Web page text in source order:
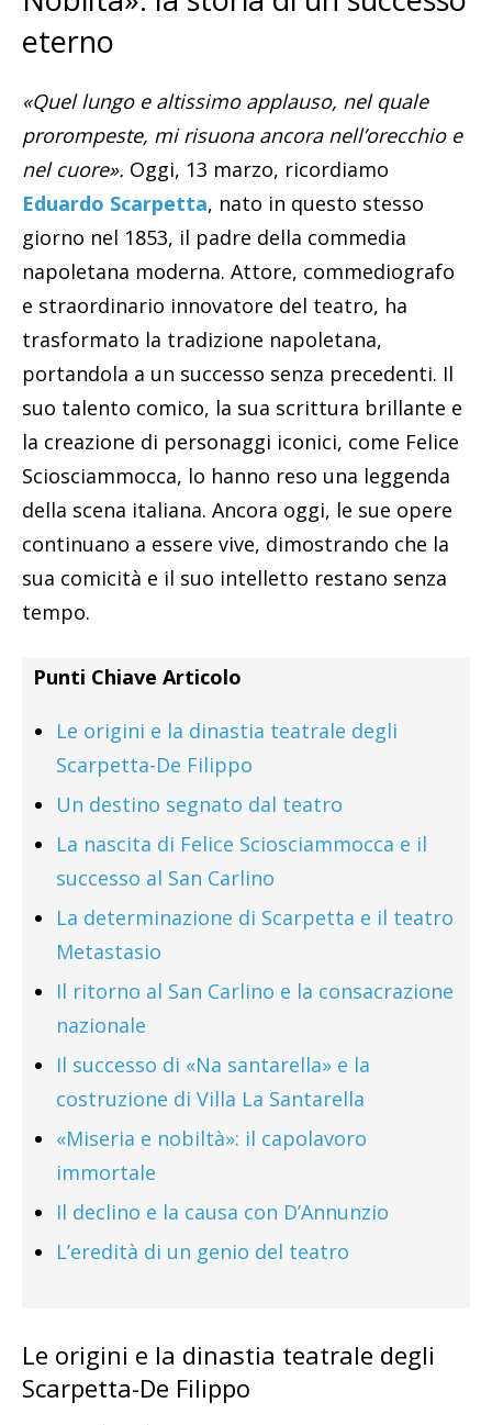
eterno
«Quel lungo e altissimo applauso, nel quale
prorompeste, mi risuona ancora nell’orecchio e
nel cuore». Oggi, 13 marzo, ricordiamo
Eduardo Scarpetta, nato in questo stesso
giorno nel 1853, il padre della commedia
napoletana moderna. Attore, commediografo
e straordinario innovatore del teatro, ha
trasformato la tradizione napoletana,
portandola a un successo senza precedenti. Il
suo talento comico, la sua scrittura brillante e
la creazione di personaggi iconici, come Felice
Sciosciammocca, lo hanno reso una leggenda
della scena italiana. Ancora oggi, le sue opere
continuano a essere vive, dimostrando che la
sua comicità e il suo intelletto restano senza
tempo.
Punti Chiave Articolo
Le origini e la dinastia teatrale degli
Scarpetta-De Filippo
Un destino segnato dal teatro
La nascita di Felice Sciosciammocca e il
successo al San Carlino
La determinazione di Scarpetta e il teatro
Metastasio
Il ritorno al San Carlino e la consacrazione
nazionale
Il successo di «Na santarella» e la
costruzione di Villa La Santarella
«Miseria e nobiltà»: il capolavoro
immortale
Il declino e la causa con D’Annunzio
L’eredità di un genio del teatro
Le origini e la dinastia teatrale degli
Scarpetta-De Filippo